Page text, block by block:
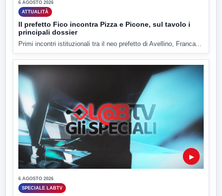
6 AGOSTO 2026
ATTUALITÀ
Il prefetto Fico incontra Pizza e Picone, sul tavolo i
principali dossier
Primi incontri istituzionali tra il neo prefetto di Avellino, Franca...
▶
6 AGOSTO 2026
SPECIALE LABTV